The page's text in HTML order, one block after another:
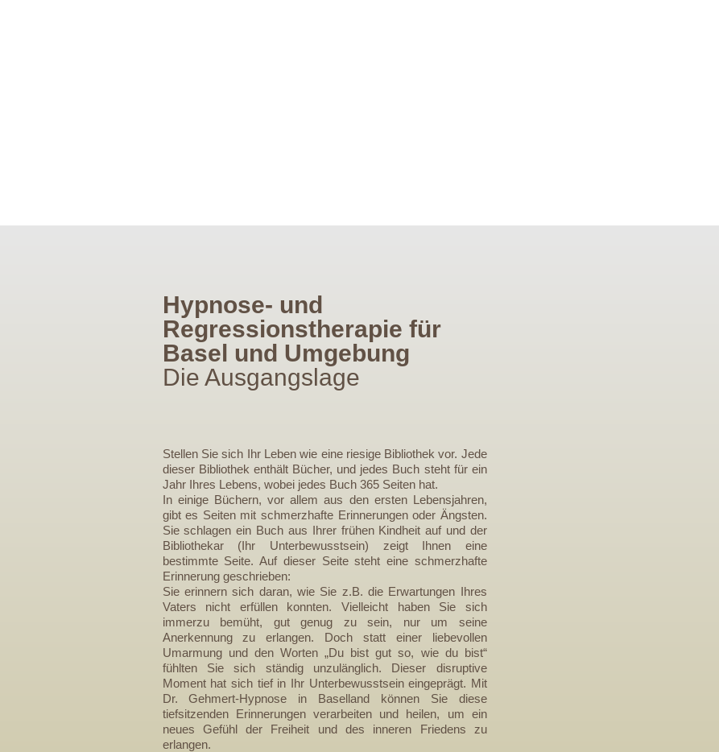
Hypnose- und
Regressionstherapie für
Basel und Umgebung
Die Ausgangslage
Stellen Sie sich Ihr Leben wie eine riesige Bibliothek vor. Jede
dieser Bibliothek enthält Bücher, und jedes Buch steht für ein
Jahr Ihres Lebens, wobei jedes Buch 365 Seiten hat.
In einige Büchern, vor allem aus den ersten Lebensjahren,
gibt es Seiten mit schmerzhafte Erinnerungen oder Ängsten.
Sie schlagen ein Buch aus Ihrer frühen Kindheit auf und der
Bibliothekar (Ihr Unterbewusstsein) zeigt Ihnen eine
bestimmte Seite. Auf dieser Seite steht eine schmerzhafte
Erinnerung geschrieben:
Sie erinnern sich daran, wie Sie z.B. die Erwartungen Ihres
Vaters nicht erfüllen konnten. Vielleicht haben Sie sich
immerzu bemüht, gut genug zu sein, nur um seine
Anerkennung zu erlangen. Doch statt einer liebevollen
Umarmung und den Worten „Du bist gut so, wie du bist“
fühlten Sie sich ständig unzulänglich. Dieser disruptive
Moment hat sich tief in Ihr Unterbewusstsein eingeprägt. Mit
Dr. Gehmert-Hypnose in Baselland können Sie diese
tiefsitzenden Erinnerungen verarbeiten und heilen, um ein
neues Gefühl der Freiheit und des inneren Friedens zu
erlangen.